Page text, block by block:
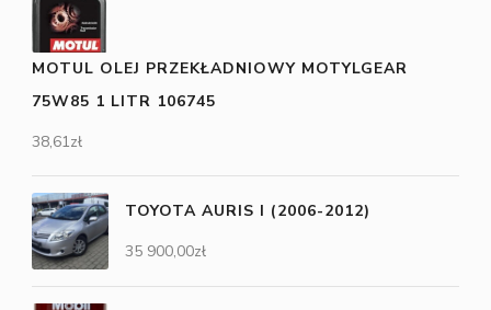
MOTUL OLEJ PRZEKŁADNIOWY MOTYLGEAR
75W85 1 LITR 106745
38,61zł
TOYOTA AURIS I (2006-2012)
35 900,00zł